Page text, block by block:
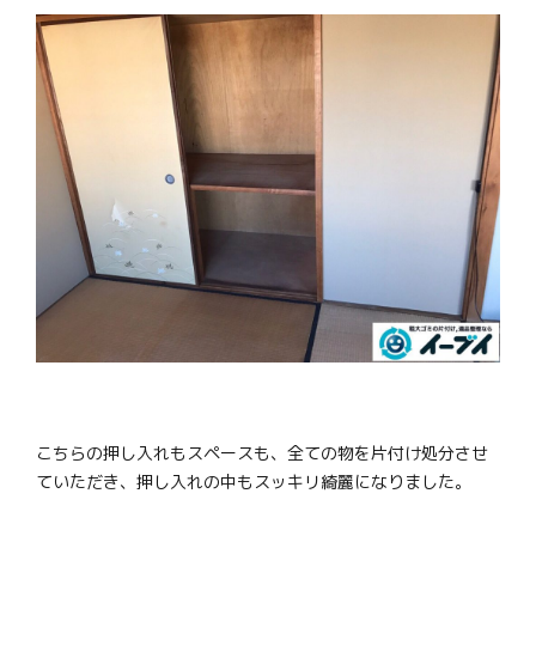
こちらの押し入れもスペースも、全ての物を片付け処分させ
ていただき、押し入れの中もスッキリ綺麗になりました。